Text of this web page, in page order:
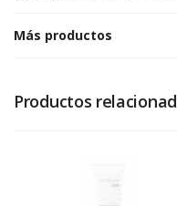
Más productos
Productos